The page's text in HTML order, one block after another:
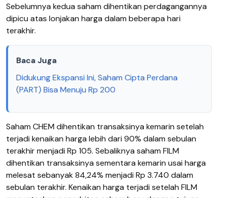
Sebelumnya kedua saham dihentikan perdagangannya
dipicu atas lonjakan harga dalam beberapa hari
terakhir.
Baca Juga
Didukung Ekspansi Ini, Saham Cipta Perdana
(PART) Bisa Menuju Rp 200
Saham CHEM dihentikan transaksinya kemarin setelah
terjadi kenaikan harga lebih dari 90% dalam sebulan
terakhir menjadi Rp 105. Sebaliknya saham FILM
dihentikan transaksinya sementara kemarin usai harga
melesat sebanyak 84,24% menjadi Rp 3.740 dalam
sebulan terakhir. Kenaikan harga terjadi setelah FILM